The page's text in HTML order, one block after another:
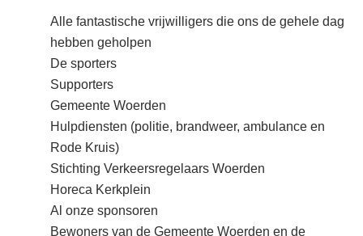
Alle fantastische vrijwilligers die ons de gehele dag
hebben geholpen
De sporters
Supporters
Gemeente Woerden
Hulpdiensten (politie, brandweer, ambulance en
Rode Kruis)
Stichting Verkeersregelaars Woerden
Horeca Kerkplein
Al onze sponsoren
Bewoners van de Gemeente Woerden en de